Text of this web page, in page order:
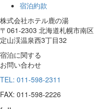
宿泊約款
株式会社ホテル鹿の湯
〒061-2303 北海道札幌市南区
定山渓温泉西3丁目32
宿泊に関する
お問い合わせ
TEL: 011-598-2311
FAX: 011-598-2226